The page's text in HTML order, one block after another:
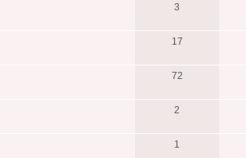
3
17
72
2
1